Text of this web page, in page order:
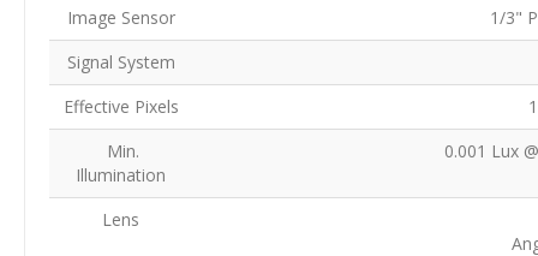
Image Sensor
1/3"
Signal System
Effective Pixels
Min.
Illumination
0.001 Lux
Lens